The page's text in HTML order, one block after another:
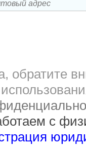
обратите
с